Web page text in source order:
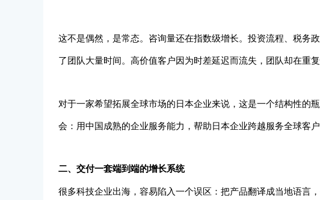
这不是偶然，是常态。咨询量还在指数级增长。投资流程、税
了团队大量时间。高价值客户因为时差延迟而流失，团队却在重复
对于一家希望拓展全球市场的日本企业来说，这是一个结构性的
会：用中国成熟的企业服务能力，帮助日本企业跨越服务全球客户
二、交付一套端到端的增长系统
很多科技企业出海，容易陷入一个误区：把产品翻译成当地语言